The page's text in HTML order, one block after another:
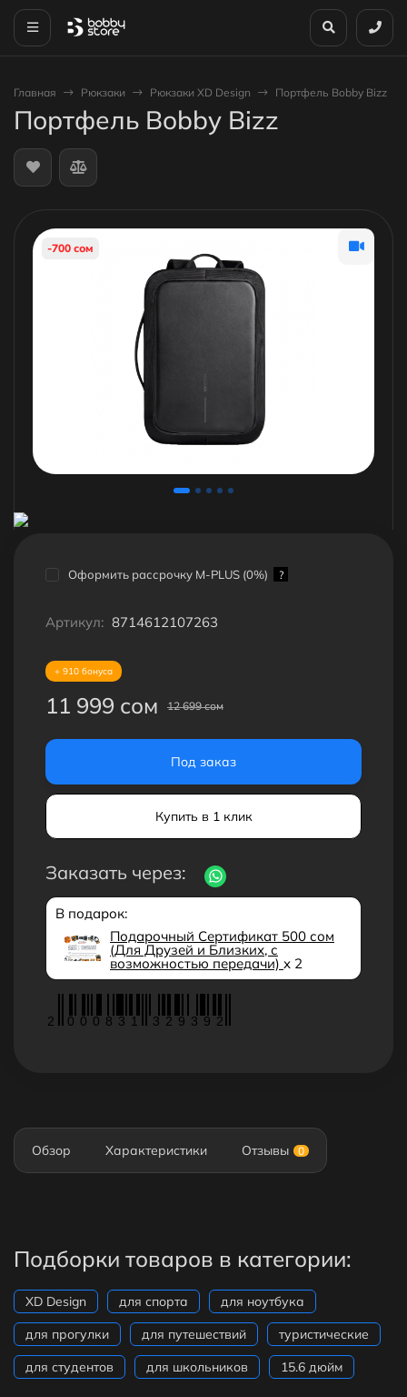
Главная Рюкзаки Рюкзаки XD Design Портфель Bobby Bizz
Портфель Bobby Bizz
-700 сом
Оформить рассрочку M-PLUS (0%) ?
Артикул: 8714612107263
+ 910 бонуса
11 999 сом 12 699 сом
Под заказ
Купить в 1 клик
Заказать через:
В подарок:
Подарочный Сертификат 500 сом
(Для Друзей и Близких, с
возможностью передачи) x 2
2 0 0 0 8 3 1 3 2 9 3 9 2
Обзор Характеристики Отзывы 0
Подборки товаров в категории:
XD Design для спорта
для ноутбука
для прогулки
для путешествий
туристические
для студентов
для школьников 15.6 дюйм